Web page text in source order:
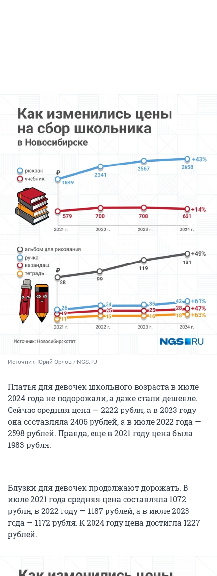
Источник: Юрий Орлов / NGS.RU
Платья для девочек школьного возраста в июле
2024 года не подорожали, а даже стали дешевле.
Сейчас средняя цена — 2222 рубля, а в 2023 году
она составляла 2406 рублей, а в июле 2022 года —
2598 рублей. Правда, еще в 2021 году цена была
1983 рубля.
Блузки для девочек продолжают дорожать. В
июле 2021 года средняя цена составляла 1072
рубля, в 2022 году — 1187 рублей, а в июле 2023
года — 1172 рубля. К 2024 году цена достигла 1227
рублей.